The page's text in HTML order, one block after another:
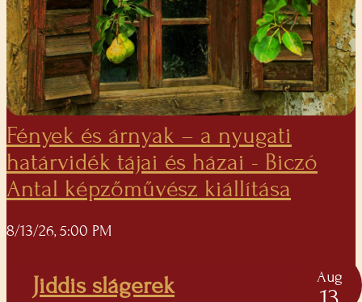
Fények és árnyak – a nyugati
határvidék tájai és házai - Biczó
Antal képzőművész kiállítása
8/13/26, 5:00 PM
Jiddis slágerek Aug